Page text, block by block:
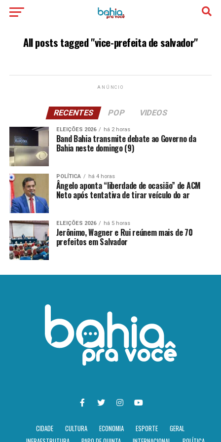
All posts tagged "vice-prefeita de salvador"
ANÚNCIO
RECENTES POP VIDEOS
ELEIÇÕES 2026 há 2 horas
Band Bahia transmite debate ao Governo da
Bahia neste domingo (9)
POLÍTICA há 4 horas
Ângelo aponta “liberdade de ocasião” de ACM
Neto após tentativa de tirar veículo do ar
ELEIÇÕES 2026 há 5 horas
Jerônimo, Wagner e Rui reúnem mais de 70
prefeitos em Salvador
CIDADE CULTURA ECONOMIA ESPORTE
GERAL